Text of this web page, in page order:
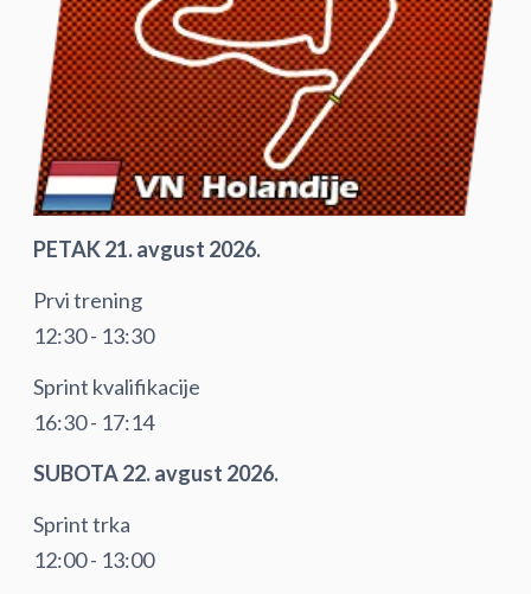
PETAK 21. avgust 2026.
Prvi trening
12:30 - 13:30
Sprint kvalifikacije
16:30 - 17:14
SUBOTA 22. avgust 2026.
Sprint trka
12:00 - 13:00